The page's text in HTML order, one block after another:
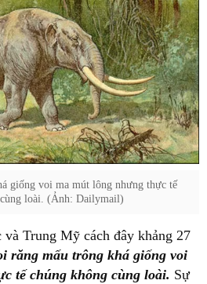
giống voi ma mút lông nhưng thực tế
loài. (Ảnh: Dailymail)
Trung Mỹ cách đây khảng 27
răng mấu trông khá giống voi
tế chúng không cùng loài. Sự